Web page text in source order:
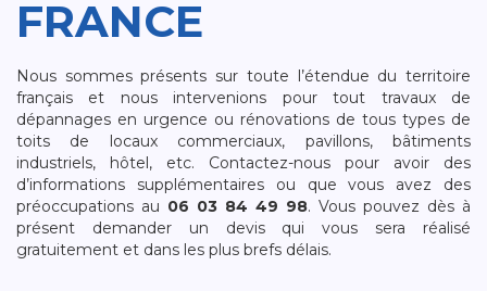
FRANCE
Nous sommes présents sur toute l’étendue du territoire
français et nous intervenions pour tout travaux de
dépannages en urgence ou rénovations de tous types de
toits de locaux commerciaux, pavillons, bâtiments
industriels, hôtel, etc. Contactez-nous pour avoir des
d’informations supplémentaires ou que vous avez des
préoccupations au 06 03 84 49 98. Vous pouvez dès à
présent demander un devis qui vous sera réalisé
gratuitement et dans les plus brefs délais.